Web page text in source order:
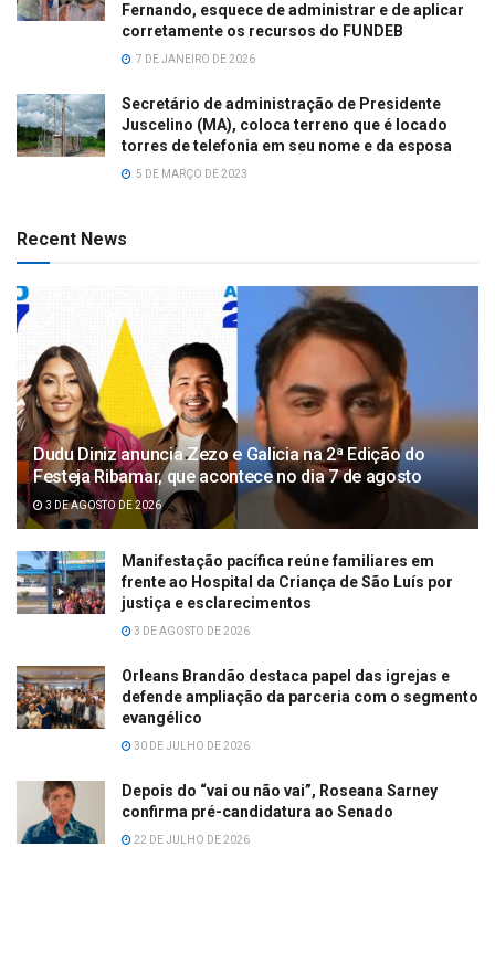
Fernando, esquece de administrar e de aplicar
corretamente os recursos do FUNDEB
7 DE JANEIRO DE 2026
Secretário de administração de Presidente
Juscelino (MA), coloca terreno que é locado
torres de telefonia em seu nome e da esposa
5 DE MARÇO DE 2023
Recent News
Dudu Diniz anuncia Zezo e Galicia na 2ª Edição do
Festeja Ribamar, que acontece no dia 7 de agosto
3 DE AGOSTO DE 2026
Manifestação pacífica reúne familiares em
frente ao Hospital da Criança de São Luís por
justiça e esclarecimentos
3 DE AGOSTO DE 2026
Orleans Brandão destaca papel das igrejas e
defende ampliação da parceria com o segmento
evangélico
30 DE JULHO DE 2026
Depois do “vai ou não vai”, Roseana Sarney
confirma pré-candidatura ao Senado
22 DE JULHO DE 2026